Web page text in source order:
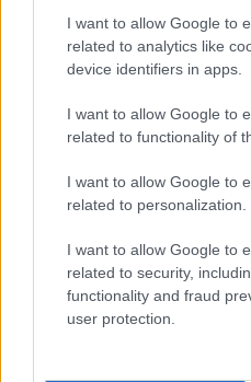
I want to allow Google to
related to analytics like
device identifiers in apps.
I want to allow Google to
related to functionality of
I want to allow Google to
related to personalization.
I want to allow Google to
related to security,
functionality and fraud
user protection.
magunkon, meg kell
különben nekünk annyi
küzdelmében! Fel kell
ha az első milliárd
megszerzését sikerül
megtehetsz, ha nem
hasonszőrűeknek! Ha
politikai hatalom
csupán a
el, akár gatyára is